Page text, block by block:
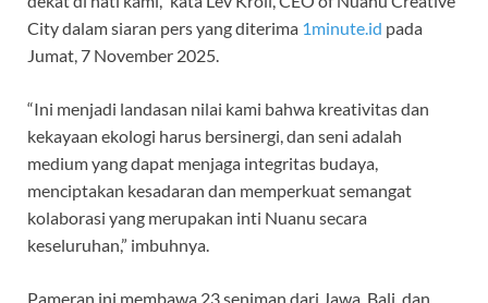
City dalam siaran pers yang diterima 1minute.id pada
Jumat, 7 November 2025.
“Ini menjadi landasan nilai kami bahwa kreativitas dan
kekayaan ekologi harus bersinergi, dan seni adalah
medium yang dapat menjaga integritas budaya,
menciptakan kesadaran dan memperkuat semangat
kolaborasi yang merupakan inti Nuanu secara
keseluruhan,” imbuhnya.
Pameran ini membawa 23 seniman dari Jawa, Bali, dan